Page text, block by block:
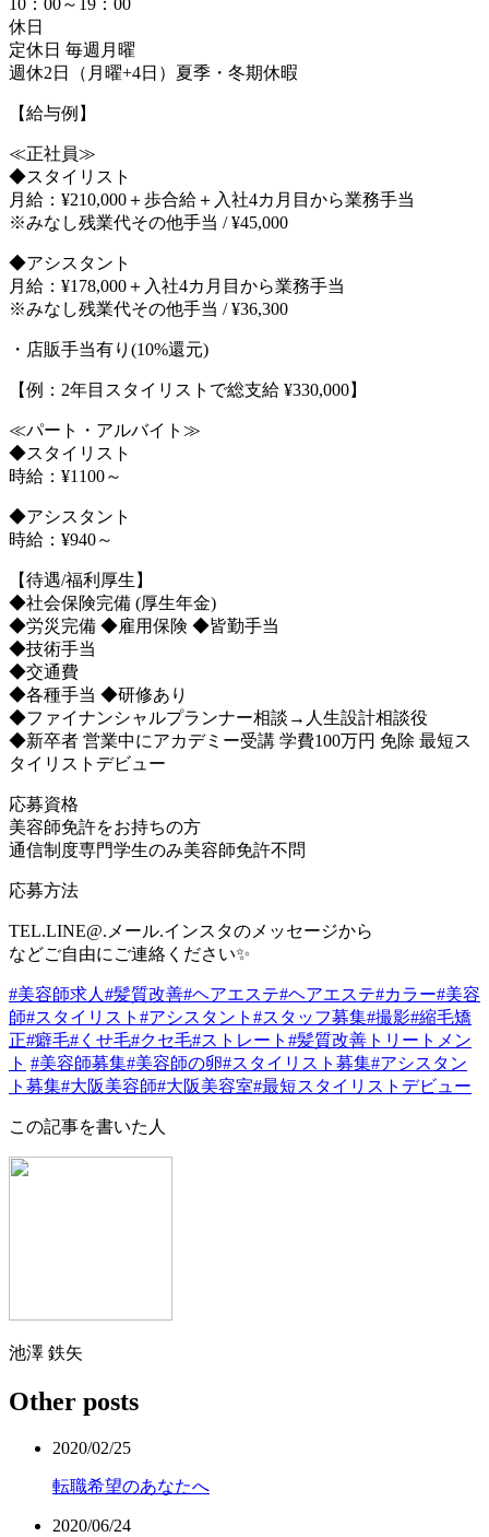
10：00～19：00
休日
定休日 毎週月曜
週休2日（月曜+4日）夏季・冬期休暇
【給与例】
≪正社員≫
◆スタイリスト
月給：¥210,000＋歩合給＋入社4カ月目から業務手当
※みなし残業代その他手当 / ¥45,000
◆アシスタント
月給：¥178,000＋入社4カ月目から業務手当
※みなし残業代その他手当 / ¥36,300
・店販手当有り(10%還元)
【例：2年目スタイリストで総支給 ¥330,000】
≪パート・アルバイト≫
◆スタイリスト
時給：¥1100～
◆アシスタント
時給：¥940～
【待遇/福利厚生】
◆社会保険完備 (厚生年金)
◆労災完備 ◆雇用保険 ◆皆勤手当
◆技術手当
◆交通費
◆各種手当 ◆研修あり
◆ファイナンシャルプランナー相談→人生設計相談役
◆新卒者 営業中にアカデミー受講 学費100万円 免除 最短ス
タイリストデビュー
応募資格
美容師免許をお持ちの方
通信制度専門学生のみ美容師免許不問
応募方法
TEL.LINE@.メール.インスタのメッセージから
などご自由にご連絡ください✨
#美容師求人#髪質改善#ヘアエステ#ヘアエステ#カラー#美容
師#スタイリスト #アシスタント #スタッフ募集#撮影#縮毛矯
正#癖毛#くせ毛#クセ毛#ストレート #髪質改善トリートメン
ト #美容師募集#美容師の卵#スタイリスト募集#アシスタン
ト募集#大阪美容師#大阪美容室#最短スタイリストデビュー
この記事を書いた人
池澤 鉄矢
Other posts
2020/02/25
転職希望のあなたへ
2020/06/24